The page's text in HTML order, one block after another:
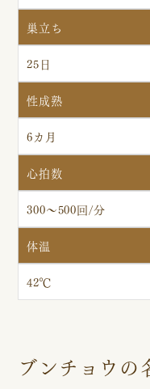
巣立ち
25日
性成熟
6カ月
心拍数
300～500回/分
体温
42℃
ブンチョウの